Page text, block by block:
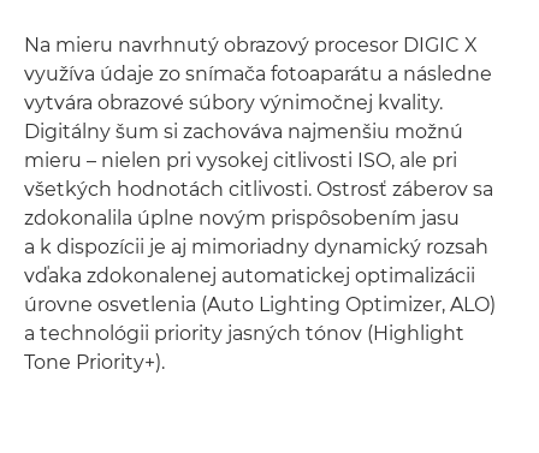
Na mieru navrhnutý obrazový procesor DIGIC X
využíva údaje zo snímača fotoaparátu a následne
vytvára obrazové súbory výnimočnej kvality.
Digitálny šum si zachováva najmenšiu možnú
mieru – nielen pri vysokej citlivosti ISO, ale pri
všetkých hodnotách citlivosti. Ostrosť záberov sa
zdokonalila úplne novým prispôsobením jasu
a k dispozícii je aj mimoriadny dynamický rozsah
vďaka zdokonalenej automatickej optimalizácii
úrovne osvetlenia (Auto Lighting Optimizer, ALO)
a technológii priority jasných tónov (Highlight
Tone Priority+).